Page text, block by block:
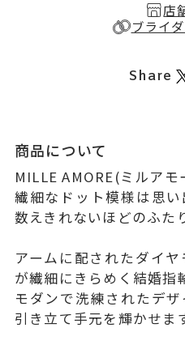
店
ブライ
Share
商品について
MILLE AMORE(ミルア
繊細なドット模様は思い
数えきれないほどのふた
アームに配されたダイ
が繊細にきらめく結婚指
モダンで洗練されたデ
引き立て手元を輝かせま